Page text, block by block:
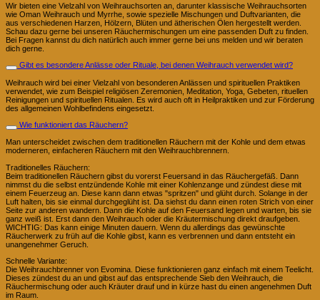
Wir bieten eine Vielzahl von Weihrauchsorten an, darunter klassische Weihrauchsorten
wie Oman Weihrauch und Myrrhe, sowie spezielle Mischungen und Duftvarianten, die
aus verschiedenen Harzen, Hölzern, Blüten und ätherischen Ölen hergestellt werden.
Schau dazu gerne bei unseren Räuchermischungen um eine passenden Duft zu finden.
Bei Fragen kannst du dich natürlich auch immer gerne bei uns melden und wir beraten
dich gerne.
Gibt es besondere Anlässe oder Rituale, bei denen Weihrauch verwendet wird?
Weihrauch wird bei einer Vielzahl von besonderen Anlässen und spirituellen Praktiken
verwendet, wie zum Beispiel religiösen Zeremonien, Meditation, Yoga, Gebeten, rituellen
Reinigungen und spirituellen Ritualen. Es wird auch oft in Heilpraktiken und zur Förderung
des allgemeinen Wohlbefindens eingesetzt.
Wie funktioniert das Räuchern?
Man unterscheidet zwischen dem traditionellen Räuchern mit der Kohle und dem etwas
moderneren, einfacheren Räuchern mit den Weihrauchbrennern.
Traditionelles Räuchern:
Beim traditionellen Räuchern gibst du vorerst Feuersand in das Räuchergefäß. Dann
nimmst du die selbst entzündende Kohle mit einer Kohlenzange und zündest diese mit
einem Feuerzeug an. Diese kann dann etwas "spritzen" und glüht durch. Solange in der
Luft halten, bis sie einmal durchgeglüht ist. Da siehst du dann einen roten Strich von einer
Seite zur anderen wandern. Dann die Kohle auf den Feuersand legen und warten, bis sie
ganz weiß ist. Erst dann den Weihrauch oder die Kräutermischung direkt draufgeben.
WICHTIG: Das kann einige Minuten dauern. Wenn du allerdings das gewünschte
Räucherwerk zu früh auf die Kohle gibst, kann es verbrennen und dann entsteht ein
unangenehmer Geruch.
Schnelle Variante:
Die Weihrauchbrenner von Evomina. Diese funktionieren ganz einfach mit einem Teelicht.
Dieses zündest du an und gibst auf das entsprechende Sieb den Weihrauch, die
Räuchermischung oder auch Kräuter drauf und in kürze hast du einen angenehmen Duft
im Raum.